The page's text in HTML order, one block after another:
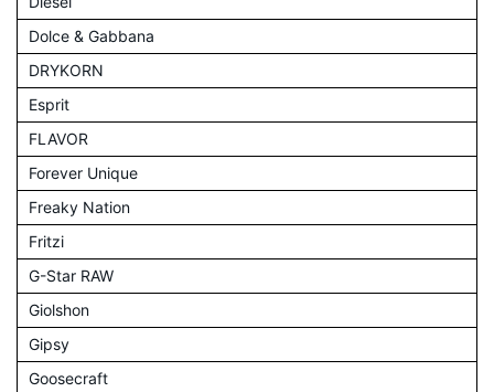
Dolce & Gabbana
DRYKORN
Esprit
FLAVOR
Forever Unique
Freaky Nation
Fritzi
G-Star RAW
Giolshon
Gipsy
Goosecraft